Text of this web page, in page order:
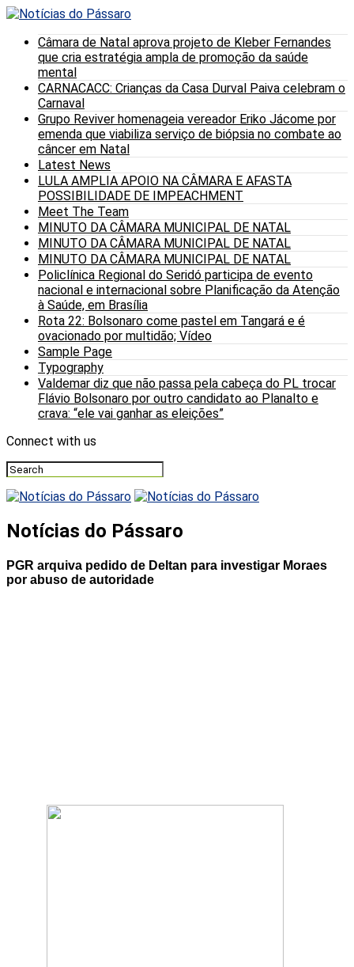
Câmara de Natal aprova projeto de Kleber Fernandes
que cria estratégia ampla de promoção da saúde
mental
CARNACACC: Crianças da Casa Durval Paiva celebram o
Carnaval
Grupo Reviver homenageia vereador Eriko Jácome por
emenda que viabiliza serviço de biópsia no combate ao
câncer em Natal
Latest News
LULA AMPLIA APOIO NA CÂMARA E AFASTA
POSSIBILIDADE DE IMPEACHMENT
Meet The Team
MINUTO DA CÂMARA MUNICIPAL DE NATAL
MINUTO DA CÂMARA MUNICIPAL DE NATAL
MINUTO DA CÂMARA MUNICIPAL DE NATAL
Policlínica Regional do Seridó participa de evento
nacional e internacional sobre Planificação da Atenção
à Saúde, em Brasília
Rota 22: Bolsonaro come pastel em Tangará e é
ovacionado por multidão; Vídeo
Sample Page
Typography
Valdemar diz que não passa pela cabeça do PL trocar
Flávio Bolsonaro por outro candidato ao Planalto e
crava: “ele vai ganhar as eleições”
Connect with us
Notícias do Pássaro
PGR arquiva pedido de Deltan para investigar Moraes
por abuso de autoridade